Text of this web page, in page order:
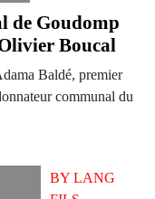
de Goudomp
Boucal
Baldé, premier
communal du
BY LANG